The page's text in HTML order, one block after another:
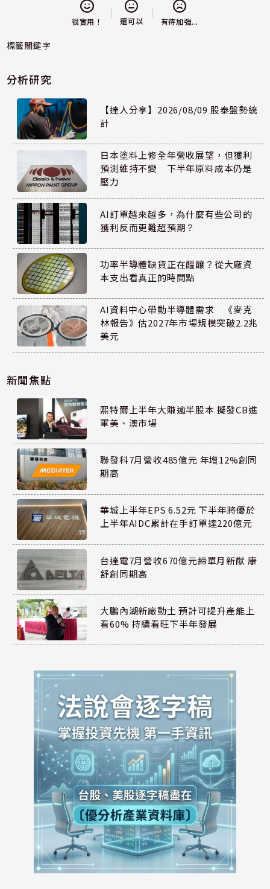
很實用！ 還可以 有待加強...
標籤關鍵字
分析研究
【達人分享】2026/08/09 股泰盤勢統
計
日本塗料上修全年營收展望，但獲利
預測維持不變 下半年原料成本仍是
壓力
AI訂單越來越多，為什麼有些公司的
獲利反而更難超預期？
功率半導體缺貨正在醞釀？從大廠資
本支出看真正的時間點
AI資料中心帶動半導體需求 《麥克
林報告》估2027年市場規模突破2.2兆
美元
新聞焦點
熙特爾上半年大賺逾半股本 擬發CB進
軍美、澳市場
聯發科7月營收485億元 年增12%創同
期高
華城上半年EPS 6.52元 下半年將優於
上半年AIDC累計在手訂單達220億元
台達電7月營收670億元締單月新猷 康
舒創同期高
大鵬內湖新廠動土 預計可提升產能上
看60% 持續看旺下半年發展